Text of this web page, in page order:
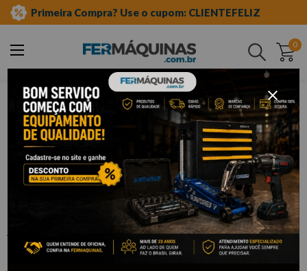
Primeira Compra? Use o cupom: CLIENTEFELIZ
0
Buscar
ferramentas manuais
junta universal para soquetes
Junta Universal 1/2 - R65300012
GEDORE RED